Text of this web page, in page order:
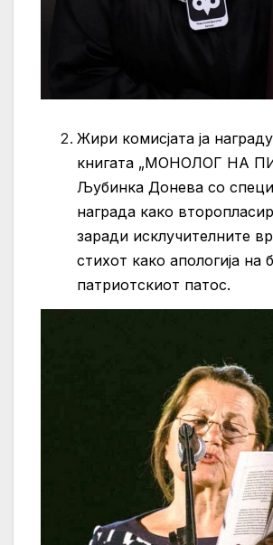
Жири комисјата ја
книгата „МОНОЛОГ НА
Љубинка Донева со
награда како
заради исклучителните
стихот како апологија на
патриотскиот патос.